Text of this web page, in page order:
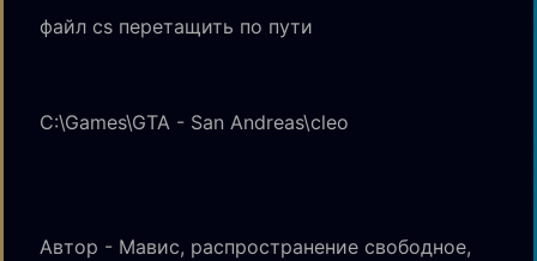
файл cs перетащить по пути
C:\Games\GTA - San Andreas\cleo
Автор - Мавис, распространение свободное,